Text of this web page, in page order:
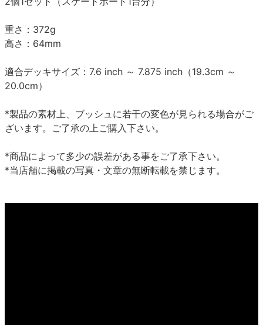
重さ：372g
高さ：64mm
適合デッキサイズ：7.6 inch ～ 7.875 inch（19.3cm ～
20.0cm）
*製品の素材上、ブッシュに若干の変色が見られる場合がご
ざいます。ご了承の上ご購入下さい。
*商品によって多少の誤差がある事をご了承下さい。
*当店舗に掲載の写真・文章の無断転載を禁じます。